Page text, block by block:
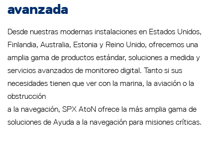
avanzada
Desde nuestras modernas instalaciones en Estados Unidos,
Finlandia, Australia, Estonia y Reino Unido, ofrecemos una
amplia gama de productos estándar, soluciones a medida y
servicios avanzados de monitoreo digital. Tanto si sus
necesidades tienen que ver con la marina, la aviación o la
obstrucción
a la navegación, SPX AtoN ofrece la más amplia gama de
soluciones de Ayuda a la navegación para misiones críticas.